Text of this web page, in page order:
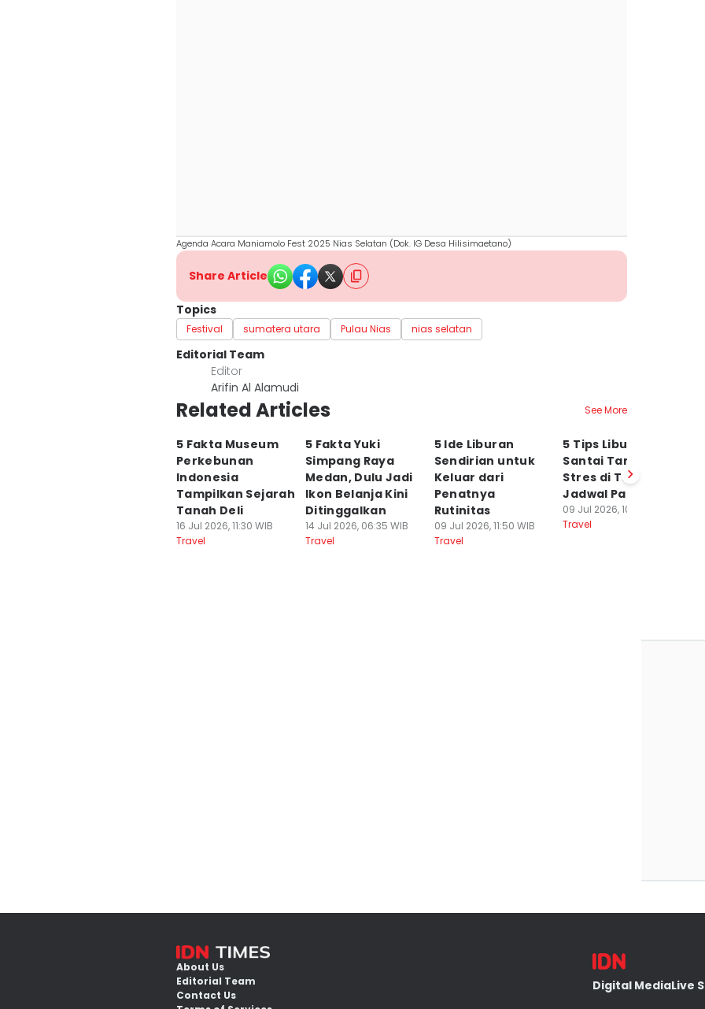
Agenda Acara Maniamolo Fest 2025 Nias Selatan (Dok. IG Desa Hilisimaetano)
Share Article
Topics
Festival sumatera utara Pulau Nias nias selatan
Editorial Team
Editor
Arifin Al Alamudi
Related Articles See More
5 Fakta Museum
Perkebunan
Indonesia
Tampilkan Sejarah
Tanah Deli
16 Jul 2026, 11:30 WIB
Travel
5 Fakta Yuki
Simpang Raya
Medan, Dulu Jadi
Ikon Belanja Kini
Ditinggalkan
14 Jul 2026, 06:35 WIB
Travel
5 Ide Liburan
Sendirian untuk
Keluar dari
Penatnya
Rutinitas
09 Jul 2026, 11:50 WIB
Travel
5 Tips Liburan
Santai Tanpa
Stres di Tengah
Jadwal Padat
09 Jul 2026, 10:15 WIB
Travel
About Us
Editorial Team
Contact Us
Digital MediaLive